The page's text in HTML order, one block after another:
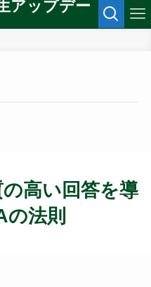
アップデー
高い回答を導
の法則